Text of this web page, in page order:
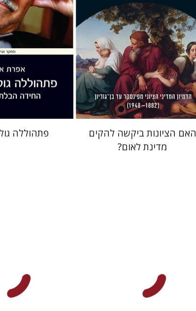
הנחת אתר ספר מודפס
$42
$38
האם הציונות ביקשה להקים
מדינת לאום?
הנחת אתר
$46
פתהוללה